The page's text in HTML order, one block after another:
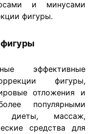
и минусами
фигуры.
эффективные
фигуры,
отложения и
популярными
диеты, массаж,
средства для